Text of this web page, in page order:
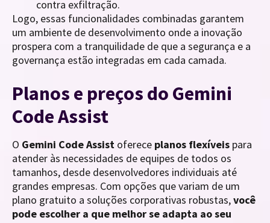
contra exfiltração.
Logo, essas funcionalidades combinadas garantem
um ambiente de desenvolvimento onde a inovação
prospera com a tranquilidade de que a segurança e a
governança estão integradas em cada camada.
Planos e preços do Gemini
Code Assist
O Gemini Code Assist oferece planos flexíveis para
atender às necessidades de equipes de todos os
tamanhos, desde desenvolvedores individuais até
grandes empresas. Com opções que variam de um
plano gratuito a soluções corporativas robustas,você
pode escolher a que melhor se adapta ao seu